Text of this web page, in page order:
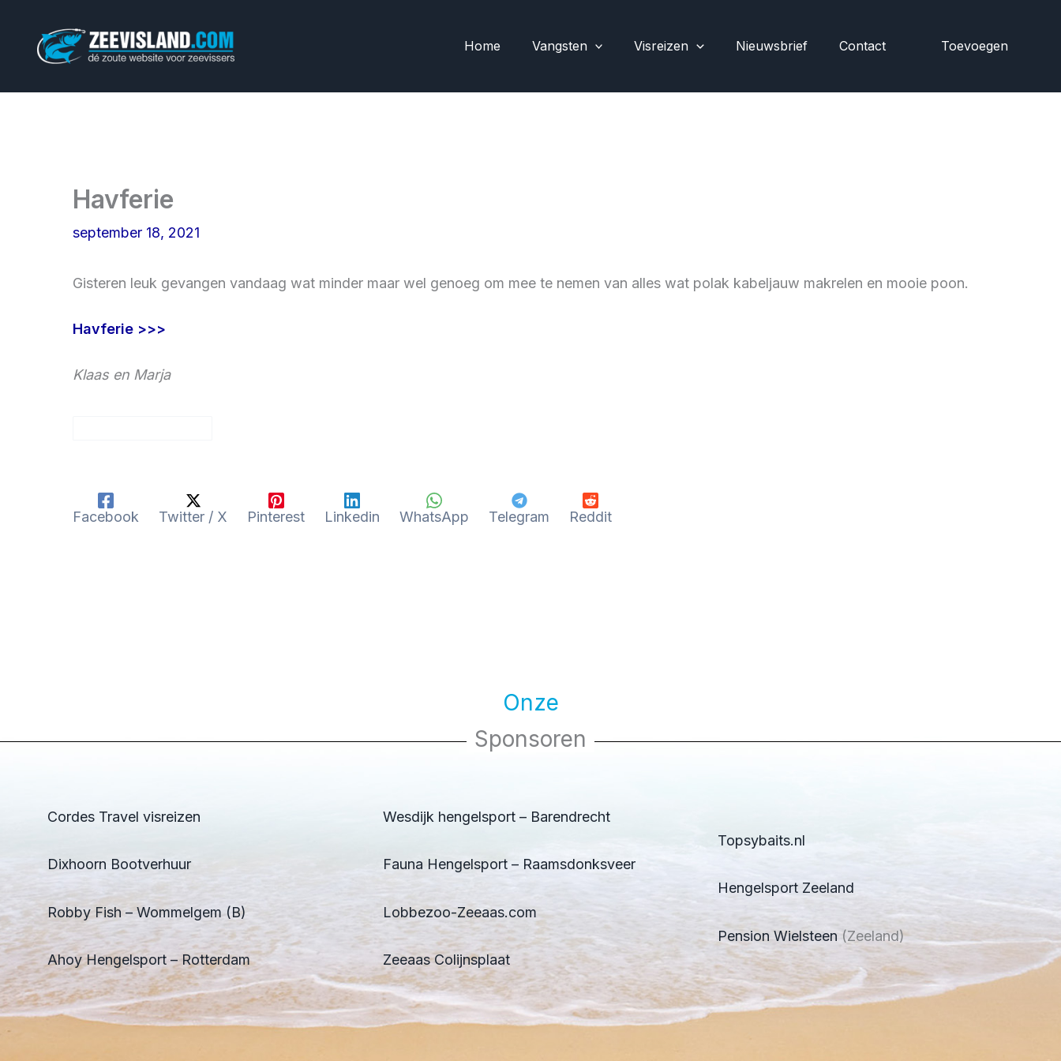
Home Vangsten Visreizen Nieuwsbrief Contact Toevoegen
Havferie
september 18, 2021
Gisteren leuk gevangen vandaag wat minder maar wel genoeg om mee te nemen van alles wat polak kabeljauw makrelen en mooie poon.
Havferie >>>
Klaas en Marja
Facebook Twitter / X Pinterest Linkedin WhatsApp Telegram Reddit
Onze
Sponsoren
Cordes Travel visreizen
Dixhoorn Bootverhuur
Robby Fish – Wommelgem (B)
Ahoy Hengelsport – Rotterdam
Wesdijk hengelsport – Barendrecht
Fauna Hengelsport – Raamsdonksveer
Lobbezoo-Zeeaas.com
Zeeaas Colijnsplaat
Topsybaits.nl
Hengelsport Zeeland
Pension Wielsteen (Zeeland)